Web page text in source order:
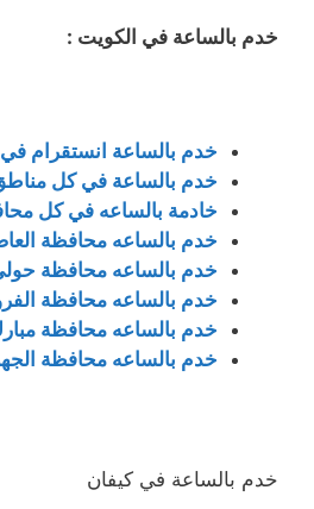
خدم بالساعة في الكويت :
خدم بالساعة انستقرام
خدم بالساعة في كل
خادمة بالساعه في كل
خدم بالساعه محافظة
خدم بالساعه محافظة
خدم بالساعه محافظة
خدم بالساعه محافظة
خدم بالساعه محافظة
خدم بالساعة في كيفان